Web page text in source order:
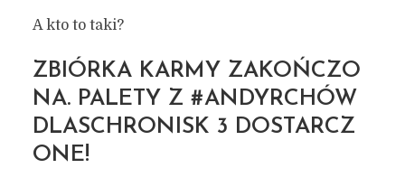
A kto to taki?
ZBIÓRKA KARMY ZAKOŃCZO
NA. PALETY Z #ANDYRCHÓW
DLASCHRONISK 3 DOSTARCZ
ONE!